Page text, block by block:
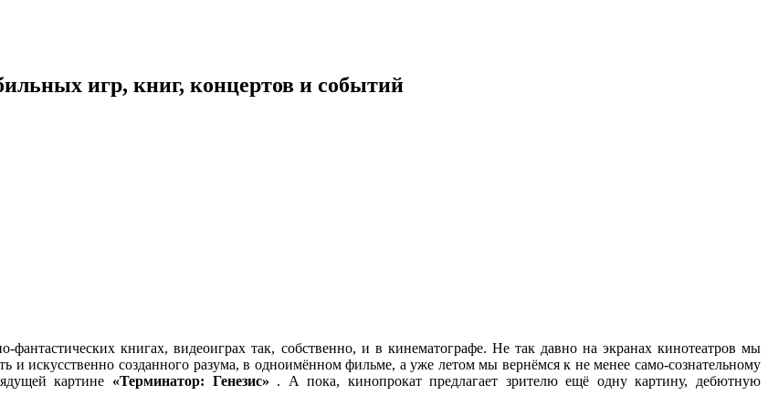
игр, книг, концертов и событий
фантастических книгах, видеоиграх так, собственно, и в кинематографе. Не так давно на экранах кинотеатров мы
и искусственно созданного разума, в одноимённом фильме, а уже летом мы вернёмся к не менее само-сознательному
картине «Терминатор: Генезис» . А пока, кинопрокат предлагает зрителю ещё одну картину, дебютную